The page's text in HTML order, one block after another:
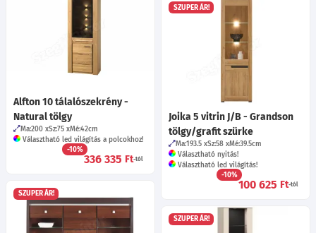
Alfton 10 tálalószekrény -
Natural tölgy
Ma:200 Sz:75 Mé:42cm
Választható led világítás a polcokhoz!
-10%
336 335 Ft-tól
SZUPER ÁR!
Joika 5 vitrin J/B - Grandson
tölgy/grafit szürke
Ma:193.5 Sz:58 Mé:39.5cm
Választható nyitás!
Választható led világítás!
-10%
100 625 Ft-tól
SZUPER ÁR!
SZUPER ÁR!